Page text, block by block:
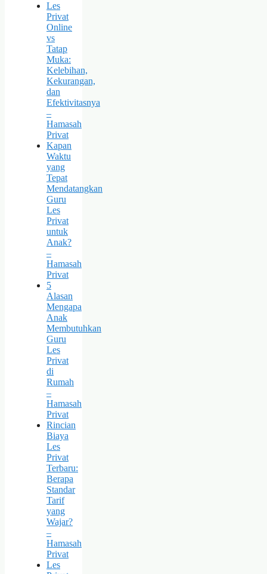
Les
Privat
Online
vs
Tatap
Muka:
Kelebihan,
Kekurangan,
dan
Efektivitasnya
–
Hamasah
Privat
Kapan
Waktu
yang
Tepat
Mendatangkan
Guru
Les
Privat
untuk
Anak?
–
Hamasah
Privat
5
Alasan
Mengapa
Anak
Membutuhkan
Guru
Les
Privat
di
Rumah
–
Hamasah
Privat
Rincian
Biaya
Les
Privat
Terbaru:
Berapa
Standar
Tarif
yang
Wajar?
–
Hamasah
Privat
Les